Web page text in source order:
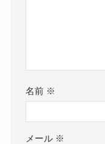
名前 ※
メール ※